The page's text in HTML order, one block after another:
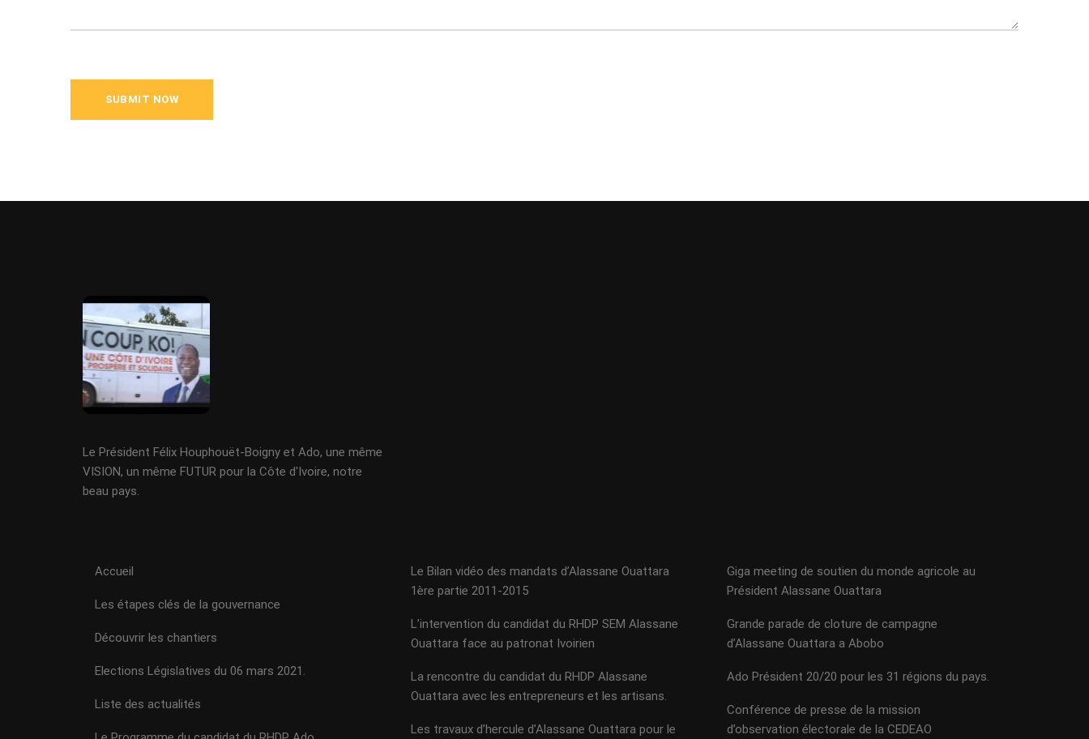
Le Président Félix Houphouët-Boigny et Ado, une même
VISION, un même FUTUR pour la Côte d'Ivoire, notre
beau pays.
Accueil
Les étapes clés de la gouvernance
Découvrir les chantiers
Elections Législatives du 06 mars 2021.
Liste des actualités
Le Bilan vidéo des mandats d’Alassane Ouattara
1ère partie 2011-2015
L’intervention du candidat du RHDP SEM Alassane
Ouattara face au patronat Ivoirien
La rencontre du candidat du RHDP Alassane
Ouattara avec les entrepreneurs et les artisans.
Les travaux d’hercule d’Alassane Ouattara pour le
Giga meeting de soutien du monde agricole au
Président Alassane Ouattara
Grande parade de cloture de campagne
d’Alassane Ouattara a Abobo
Ado Président 20/20 pour les 31 régions du pays.
Conférence de presse de la mission
d’observation électorale de la CEDEAO